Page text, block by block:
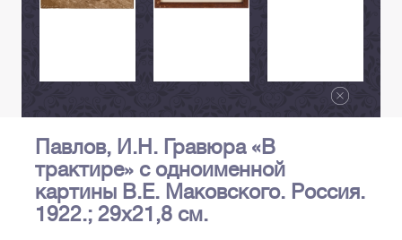
Павлов, И.Н. Гравюра «В
трактире» с одноименной
картины В.Е. Маковского. Россия.
1922.; 29х21,8 см.